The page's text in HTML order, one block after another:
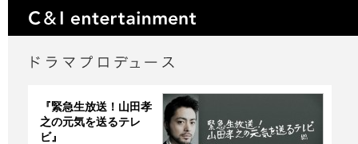
『緊急生放送！山田孝
之の元気を送るテレ
ビ』